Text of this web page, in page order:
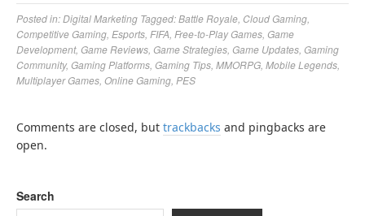
Posted in:Digital Marketing Tagged:Battle Royale Cloud Gaming
Competitive Gaming Esports FIFA Free-to-Play Games Game
Development, Game Reviews Game Strategies Game Updates Gaming
Community, Gaming Platforms Gaming Tips MMORPG Mobile Legends
Multiplayer Games Online Gaming PES
Comments are closed, but trackbacks and pingbacks are
open.
Search